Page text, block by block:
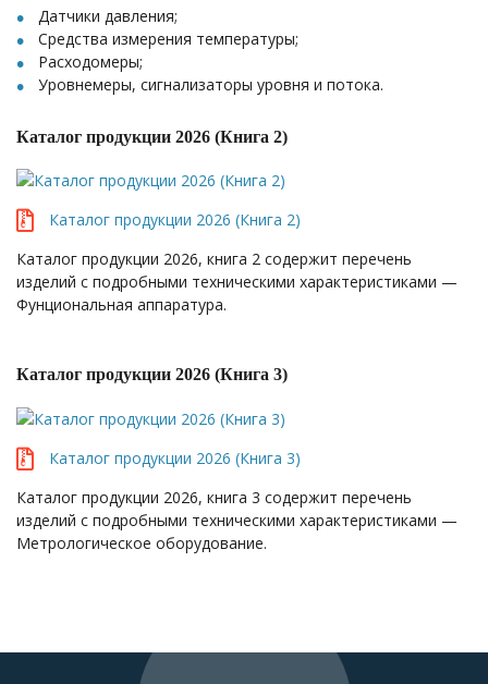
Датчики давления;
Средства измерения температуры;
Расходомеры;
Уровнемеры, сигнализаторы уровня и потока.
Каталог продукции 2026 (Книга 2)
Каталог продукции 2026 (Книга 2)
Каталог продукции 2026, книга 2 содержит перечень
изделий с подробными техническими характеристиками —
Фунциональная аппаратура.
Каталог продукции 2026 (Книга 3)
Каталог продукции 2026 (Книга 3)
Каталог продукции 2026, книга 3 содержит перечень
изделий с подробными техническими характеристиками —
Метрологическое оборудование.